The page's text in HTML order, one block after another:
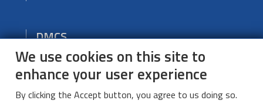
DMCS
About DMCS
News
Education
We use cookies on this site to
enhance your user experience
By clicking the Accept button, you agree to us doing so.